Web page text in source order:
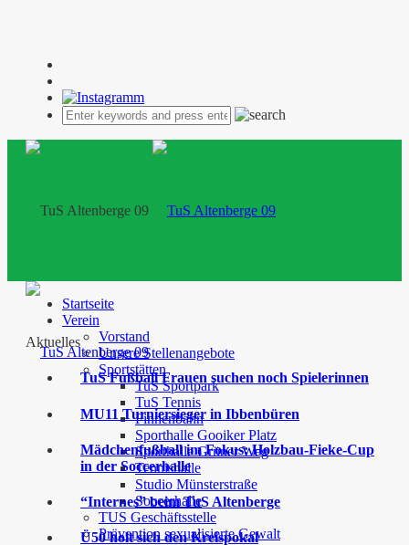
Startseite
Verein
Vorstand
Unsere Stellenangebote
Sportstätten
TuS Sportpark
TuS Tennis
Finnenbahn
Sporthalle Gooiker Platz
Sporthalle Grüner Weg
Tennishalle
Studio Münsterstraße
Soccerhalle
TUS Geschäftsstelle
Prävention sexualisierte Gewalt
Aktuelles
TuS Fußball Frauen suchen noch Spielerinnen
MU11 Turniersieger in Ibbenbüren
Mädchenfußball im Fokus: Holzbau-Fieke-Cup
in der Soccerhalle
“Internes” beim TuS Altenberge
Ü50 holt sich den Kreispokal